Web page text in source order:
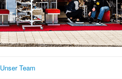
Unser Team